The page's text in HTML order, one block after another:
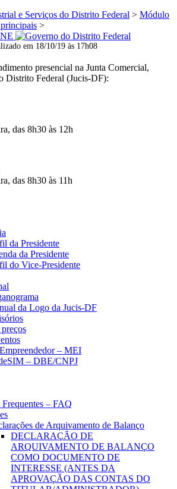
e Serviços do Distrito Federal > Módulo
principais >
em 18/10/19 às 17h08
presencial na Junta Comercial,
Distrito Federal (Jucis-DF):
das 8h30 às 12h
das 8h30 às 11h
da Presidente
da Presidente
do Vice-Presidente
da Logo da Jucis-DF
– MEI
– DBE/CNPJ
Frequentes – FAQ
de Arquivamento de Balanço
DECLARAÇÃO DE
ARQUIVAMENTO DE BALANÇO
COMO DOCUMENTO DE
INTERESSE (ANTES DA
APROVAÇÃO DAS CONTAS DO